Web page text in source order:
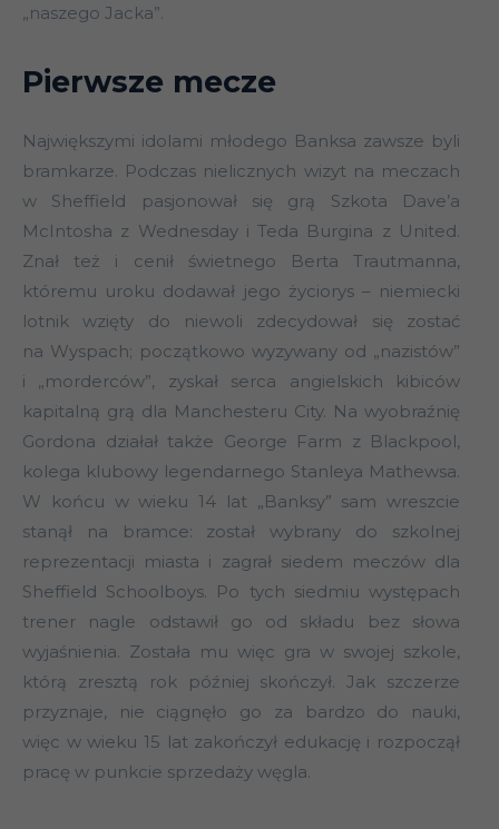
„naszego Jacka”.
Pierwsze mecze
Największymi idolami młodego Banksa zawsze byli
bramkarze. Podczas nielicznych wizyt na meczach
w Sheffield pasjonował się grą Szkota Dave’a
McIntosha z Wednesday i Teda Burgina z United.
Znał też i cenił świetnego Berta Trautmanna,
któremu uroku dodawał jego życiorys – niemiecki
lotnik wzięty do niewoli zdecydował się zostać
na Wyspach; początkowo wyzywany od „nazistów”
i „morderców”, zyskał serca angielskich kibiców
kapitalną grą dla Manchesteru City. Na wyobraźnię
Gordona działał także George Farm z Blackpool,
kolega klubowy legendarnego Stanleya Mathewsa.
W końcu w wieku 14 lat „Banksy” sam wreszcie
stanął na bramce: został wybrany do szkolnej
reprezentacji miasta i zagrał siedem meczów dla
Sheffield Schoolboys. Po tych siedmiu występach
trener nagle odstawił go od składu bez słowa
wyjaśnienia. Została mu więc gra w swojej szkole,
którą zresztą rok później skończył. Jak szczerze
przyznaje, nie ciągnęło go za bardzo do nauki,
więc w wieku 15 lat zakończył edukację i rozpoczął
pracę w punkcie sprzedaży węgla.